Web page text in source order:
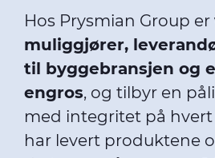
Etikk og integritet
Åpenhetsloven
Mediebibliotek
Nyhetsbrev
Cable App
Hos Prysmian Group er
muliggjører,
til byggebransjen og
engros, og tilbyr en
med integritet på hvert
har levert produktene